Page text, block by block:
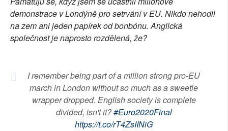
demonstrace v Londýně pro setrvání v EU. Nikdo nehodil
na zem ani jeden papírek od bonbónu. Anglická
společnost je naprosto rozdělená, že?
I remember being part of a million strong pro-EU
march in London without so much as a sweetie
wrapper dropped. English society is complete
divided, isn't it?#Euro2020Final
https://t.co/rT4ZsIINiG